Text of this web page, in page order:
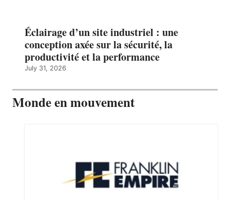
Éclairage d’un site industriel : une
conception axée sur la sécurité, la
productivité et la performance
July 31, 2026
Monde en mouvement